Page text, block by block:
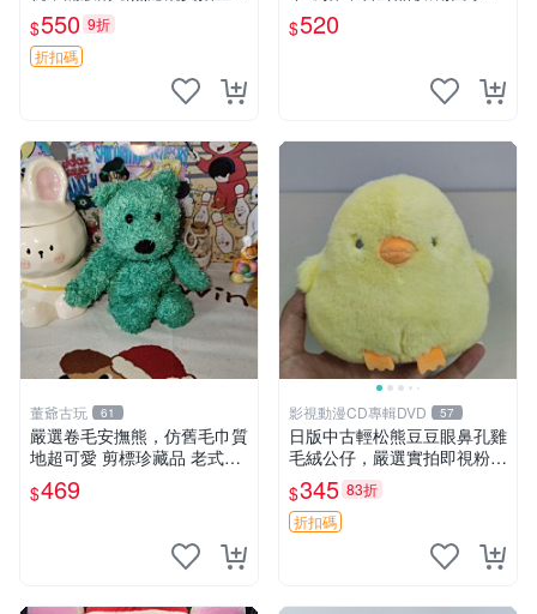
銷。每周新品到貨，不容錯
過！ 郵差熊 長毛 抱枕
$550 9折
折扣碼
票 郵電熊 日本
$520
董爺古玩 61
嚴選卷毛安撫熊，仿舊毛巾質
地超可愛 剪標珍藏品 老式毛
巾質地 安撫熊 款式
$469
影視動漫CD專輯DVD 57
日版中古輕松熊豆豆眼鼻孔雞
毛絨公仔，嚴選實拍即視粉絲
必買 公仔紙箱氣泡膜精心包
裝快速發貨 輕松熊 公仔 雞毛
絨
$345 83折
折扣碼